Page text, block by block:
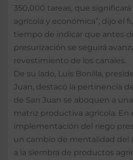
350,000 tareas, que
agrícola y económica”, dijo el
tiempo de indicar que antes
presurización se seguirá
revestimiento de los canales.
De su lado, Luis Bonilla,
Juan, destacó la pertinencia
de San Juan se aboquen a
matriz productiva agrícola. En
implementación del riego
un cambio de mentalidad del
a la siembra de productos